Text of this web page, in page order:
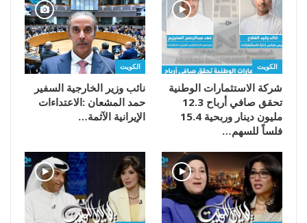
الكويت
شركة الاستثمارات الوطنية
تحقق صافي أرباح 12.3
مليون دينار وربحية 15.4
فلساً للسهم…
الكويت
‬الإيرانية‭ ‬الآثمة‭…